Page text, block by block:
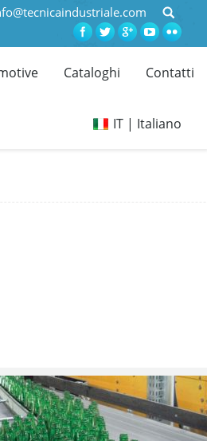
Cataloghi Contatti
IT | Italiano